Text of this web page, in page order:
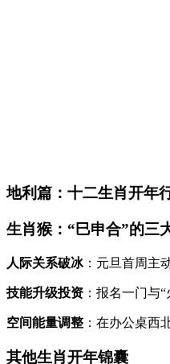
地利篇：十二生肖开年
生肖猴：“巳申合”的三
人际关系破冰：元旦首周主
技能升级投资 ：报名一门与
空间能量调整 ：在办公桌西
其他生肖开年锦囊